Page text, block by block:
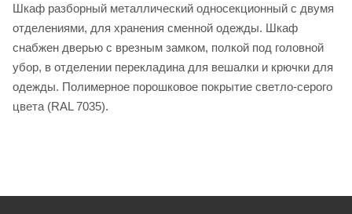
Шкаф разборный металлический односекционный с двумя
отделениями, для хранения сменной одежды. Шкаф
снабжен дверью с врезным замком, полкой под головной
убор, в отделении перекладина для вешалки и крючки для
одежды. Полимерное порошковое покрытие светло-серого
цвета (RAL 7035).